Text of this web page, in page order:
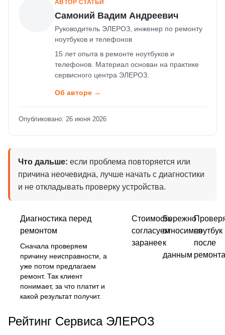
АВТОР СТАТЬИ
Самоний Вадим Андреевич
Руководитель ЭЛЕРОЗ, инженер по ремонту
ноутбуков и телефонов
15 лет опыта в ремонте ноутбуков и
телефонов. Материал основан на практике
сервисного центра ЭЛЕРОЗ.
Об авторе →
Опубликовано: 26 июня 2026
Что дальше: если проблема повторяется или
причина неочевидна, лучше начать с диагностики
и не откладывать проверку устройства.
Диагностика перед
ремонтом
Сначала проверяем
причину неисправности, а
уже потом предлагаем
ремонт. Так клиент
понимает, за что платит и
какой результат получит.
Стоимость
согласуем
заранее
Бережно
относимся
к
данным
ноутбук
после
ремонта
Рейтинг Сервиса ЭЛЕРОЗ